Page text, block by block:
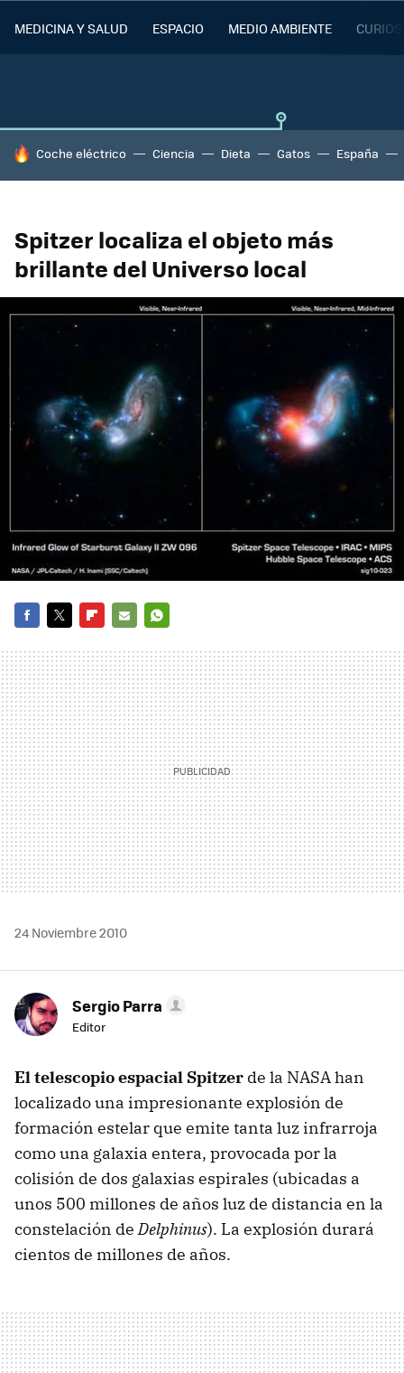
MEDICINA Y SALUD ESPACIO MEDIO AMBIENTE
HOY SE HABLA DE
Coche eléctrico Ciencia Dieta Gatos España
Spitzer localiza el objeto más
brillante del Universo local
MAIL
24 Noviembre 2010
Sergio Parra
Editor
El telescopio espacial Spitzer de la NASA han
localizado una impresionante explosión de
formación estelar que emite tanta luz infrarroja
como una galaxia entera, provocada por la
colisión de dos galaxias espirales (ubicadas a
unos 500 millones de años luz de distancia en la
constelación de Delphinus). La explosión durará
cientos de millones de años.